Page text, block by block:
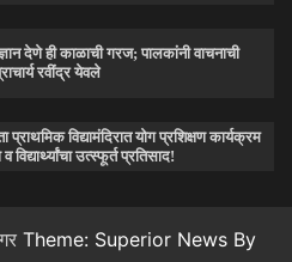
देणे ही काळाची गरज; पालकांनी वाचनाची
रवींद्र येवले
प्राथमिक विद्यामंदिरात योग प्रशिक्षण कार्यक्रम
विद्यार्थ्यांचा उत्स्फूर्त प्रतिसाद!
Theme: Superior News By